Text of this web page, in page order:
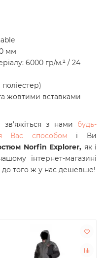
мм
6000 гр/м.² / 24
жовтими вставками
з нами будь-
Вас способом і Ви
Norfin Explorer, як і
інтернет-магазині
до того ж у нас дешевше!